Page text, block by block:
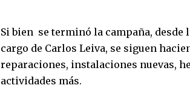
Si bien se terminó la campaña, desde
cargo de Carlos Leiva, se siguen
reparaciones, instalaciones nuevas,
actividades más.